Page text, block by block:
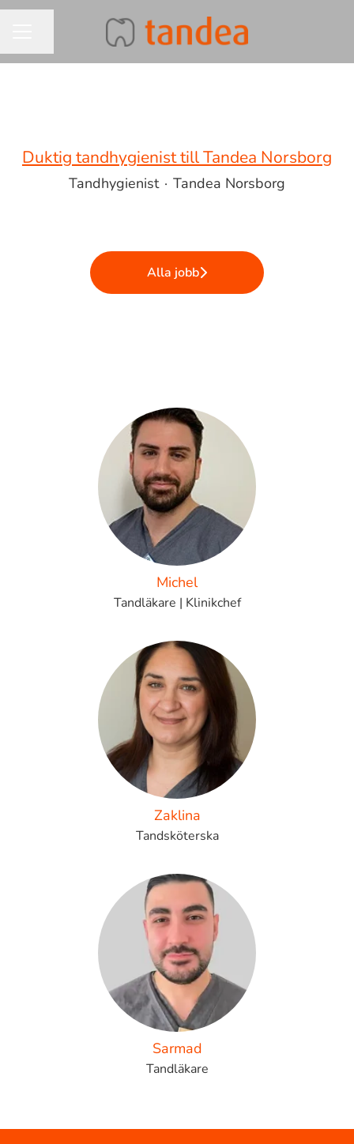
Duktig tandhygienist till Tandea Norsborg
Tandhygienist · Tandea Norsborg
Alla jobb
Michel
Tandläkare | Klinikchef
Zaklina
Tandsköterska
Sarmad
Tandläkare